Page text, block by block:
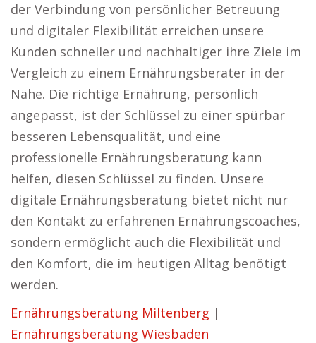
der Verbindung von persönlicher Betreuung
und digitaler Flexibilität erreichen unsere
Kunden schneller und nachhaltiger ihre Ziele im
Vergleich zu einem Ernährungsberater in der
Nähe. Die richtige Ernährung, persönlich
angepasst, ist der Schlüssel zu einer spürbar
besseren Lebensqualität, und eine
professionelle Ernährungsberatung kann
helfen, diesen Schlüssel zu finden. Unsere
digitale Ernährungsberatung bietet nicht nur
den Kontakt zu erfahrenen Ernährungscoaches,
sondern ermöglicht auch die Flexibilität und
den Komfort, die im heutigen Alltag benötigt
werden.
Ernährungsberatung Miltenberg |
Ernährungsberatung Wiesbaden